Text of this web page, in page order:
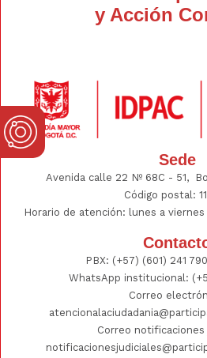
y Acción
Sede
Avenida calle 22 Nº 68C - 51,
Código postal:
Horario de atención: lunes a
PBX: (+57) (601) 241
WhatsApp institucional:
Correo
Correo notificaciones